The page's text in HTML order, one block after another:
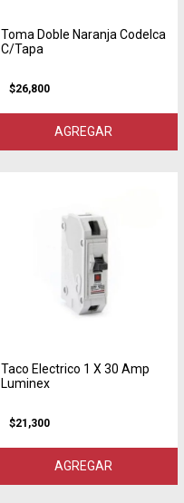
Toma Doble Naranja Codelca
C/Tapa
$26,800
AGREGAR
Taco Electrico 1 X 30 Amp
Luminex
$21,300
AGREGAR